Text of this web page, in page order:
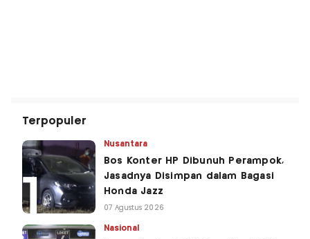
Terpopuler
Nusantara
Bos Konter HP Dibunuh Perampok,
Jasadnya Disimpan dalam Bagasi
Honda Jazz
07 Agustus 2026
Nasional